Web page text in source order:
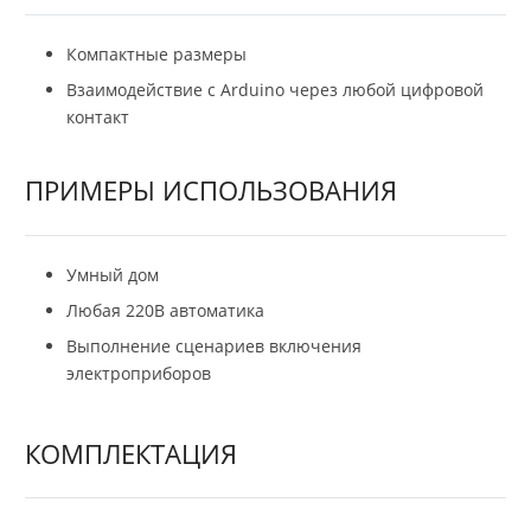
Компактные размеры
Взаимодействие с Arduino через любой цифровой
контакт
ПРИМЕРЫ ИСПОЛЬЗОВАНИЯ
Умный дом
Любая 220В автоматика
Выполнение сценариев включения
электроприборов
КОМПЛЕКТАЦИЯ